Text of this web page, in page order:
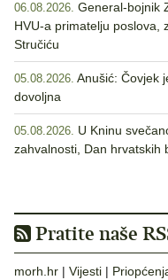
06.08.2026. General-bojnik
HVU-a primatelju poslova,
Stručiću
05.08.2026. Anušić: Čovjek
dovoljna
05.08.2026. U Kninu
zahvalnosti, Dan hrvatskih
Pratite naše
morh.hr | Vijesti |